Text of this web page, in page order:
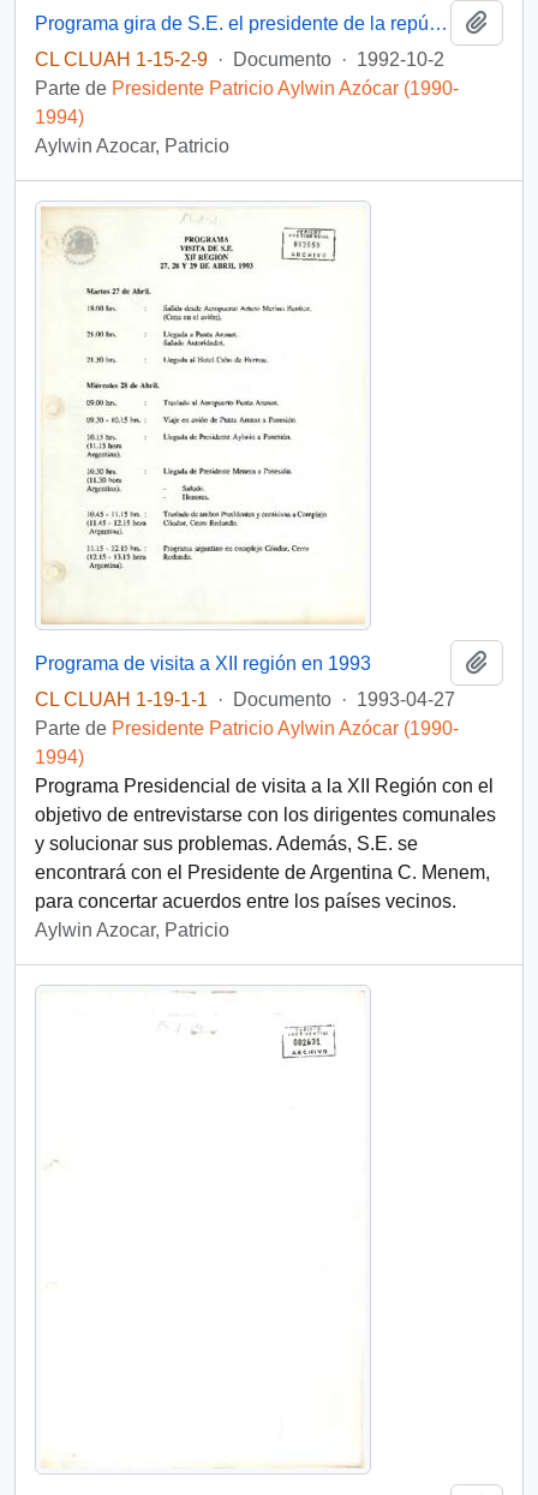
Programa gira de S.E. el presidente de la república a Punta Arenas
CL CLUAH 1-15-2-9 · Documento · 1992-10-2
Parte de Presidente Patricio Aylwin Azócar (1990-
1994)
Aylwin Azocar, Patricio
Programa de visita a XII región en 1993
CL CLUAH 1-19-1-1
· Documento · 1993-04-27
Parte de Presidente Patricio Aylwin Azócar (1990-
1994)
Programa Presidencial de visita a la XII Región con el
objetivo de entrevistarse con los dirigentes comunales
y solucionar sus problemas. Además, S.E. se
encontrará con el Presidente de Argentina C. Menem,
para concertar acuerdos entre los países vecinos.
Aylwin Azocar, Patricio